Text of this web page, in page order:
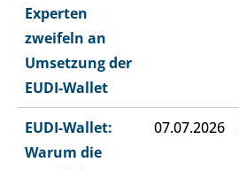
Experten
zweifeln an
Umsetzung der
EUDI-Wallet
EUDI-Wallet:
Warum die
07.07.2026